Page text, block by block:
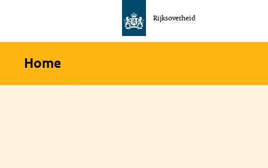
Rijksoverheid
Home